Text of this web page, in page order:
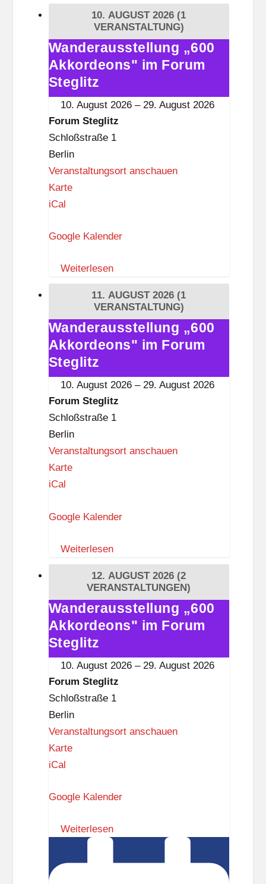
i
i
t
k
n
a
p
p
10. AUGUST 2026 (1
VERANSTALTUNG)
Wanderausstellung
„600
Akkordeons"
im
Wanderausstellung „600
Akkordeons" im Forum
Steglitz
10. August 2026 – 29. August 2026
Forum Steglitz
Schloßstraße 1
Berlin
Veranstaltungsort anschauen
KarteF
u
S
t
g
i
t
z
iCal
Google Kalender
Weiterlesen
11. AUGUST 2026 (1
VERANSTALTUNG)
Wanderausstellung
„600
Akkordeons"
im
Wanderausstellung „600
Akkordeons" im Forum
Steglitz
10. August 2026 – 29. August 2026
Forum Steglitz
Schloßstraße 1
Berlin
Veranstaltungsort anschauen
KarteF
u
S
t
g
i
t
z
iCal
Google Kalender
Weiterlesen
12. AUGUST 2026 (2
VERANSTALTUNGEN)
Wanderausstellung
„600
Akkordeons"
im
Wanderausstellung „600
Akkordeons" im Forum
Steglitz
10. August 2026 – 29. August 2026
Forum Steglitz
Schloßstraße 1
Berlin
Veranstaltungsort anschauen
KarteF
u
S
e
iCal
Google Kalender
Weiterlesen
Kulinarisches
Picknick
mit